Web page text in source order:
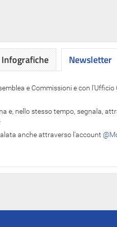
Infografiche Newsletter
Newsletter
e Commissioni e con
e, nello stesso tempo, segnala,
anche attraverso l'account